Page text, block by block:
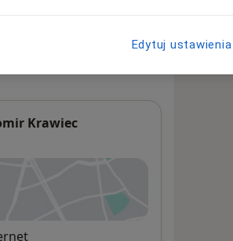
Krawiec
karcie
Edytuj ustawienia